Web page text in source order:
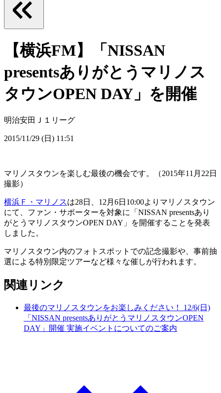
【横浜FM】「NISSAN
presentsありがとうマリノス
タウンOPEN DAY」を開催
明治安田Ｊ１リーグ
2015/11/29 (日) 11:51
マリノスタウンを楽しむ最後の機会です。（2015年11月22日
撮影）
横浜Ｆ・マリノスは28日、12月6日10:00よりマリノスタウン
にて、ファン・サポーターを対象に「NISSAN presentsあり
がとうマリノスタウンOPEN DAY」を開催することを発表
しました。
マリノスタウン内のフォトスポットでの記念撮影や、事前抽
選による特別限定ツアーなど様々な催しが行われます。
関連リンク
最後のマリノスタウンをお楽しみください！ 12/6(日)
「NISSAN presentsありがとうマリノスタウンOPEN
DAY」開催 実施イベントについてのご案内